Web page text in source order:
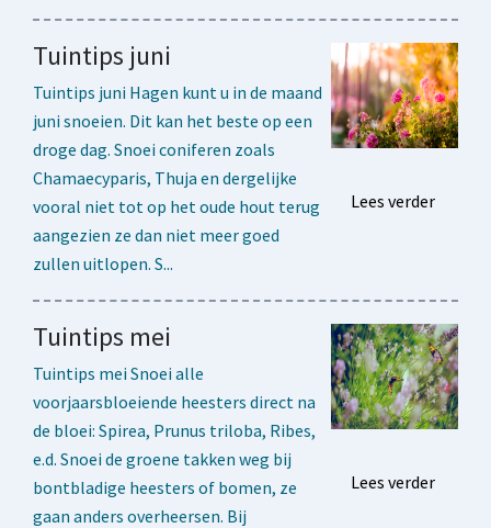
Tuintips juni
Tuintips juni Hagen kunt u in de maand
juni snoeien. Dit kan het beste op een
droge dag. Snoei coniferen zoals
Chamaecyparis, Thuja en dergelijke
vooral niet tot op het oude hout terug
aangezien ze dan niet meer goed
zullen uitlopen. S...
Lees verder
Tuintips mei
Tuintips mei Snoei alle
voorjaarsbloeiende heesters direct na
de bloei: Spirea, Prunus triloba, Ribes,
e.d. Snoei de groene takken weg bij
bontbladige heesters of bomen, ze
gaan anders overheersen. Bij
Lees verder